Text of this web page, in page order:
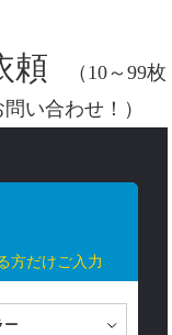
頼
（10～99枚
い合わせ！）
方だけご入力